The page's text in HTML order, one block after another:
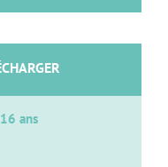
ans